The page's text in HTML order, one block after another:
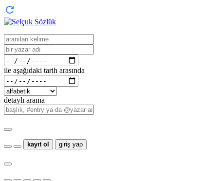
ile aşağıdaki tarih arasında
detaylı arama
kayıt ol giriş yap